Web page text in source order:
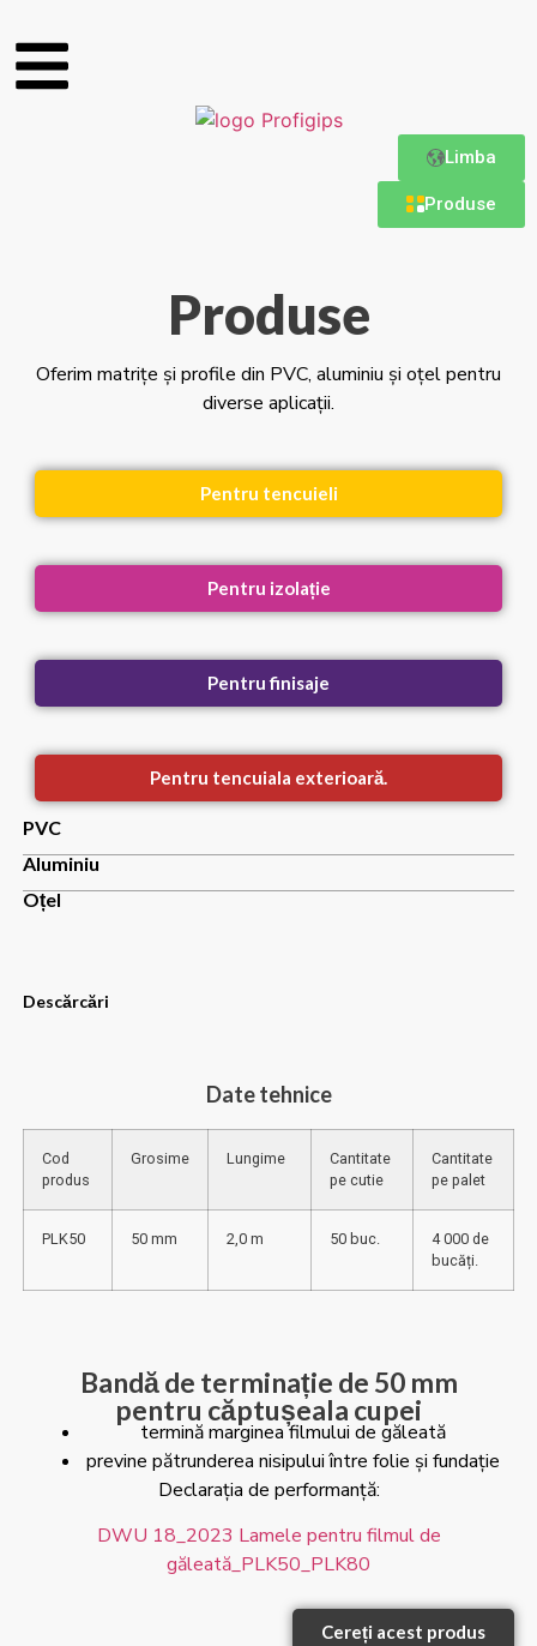
Limba
Produse
Produse
Oferim matrițe și profile din PVC, aluminiu și oțel pentru
diverse aplicații.
Pentru tencuieli
Pentru izolație
Pentru finisaje
Pentru tencuiala exterioară.
PVC
Aluminiu
Oțel
Descărcări
Date tehnice
Cod
produs
Grosime Lungime
Cantitate
pe cutie
Cantitate
pe palet
PLK50 50 mm 2,0 m 50 buc.
4 000 de
bucăți.
Bandă de terminație de 50 mm
pentru căptușeala cupei
termină marginea filmului de găleată
previne pătrunderea nisipului între folie și fundație
Declarația de performanță:
DWU 18_2023 Lamele pentru filmul de
găleată_PLK50_PLK80
Cereți acest produs